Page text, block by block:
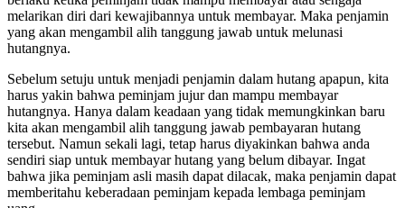
melarikan diri dari kewajibannya untuk membayar. Maka penjamin
yang akan mengambil alih tanggung jawab untuk melunasi
hutangnya.
Sebelum setuju untuk menjadi penjamin dalam hutang apapun, kita
harus yakin bahwa peminjam jujur dan mampu membayar
hutangnya. Hanya dalam keadaan yang tidak memungkinkan baru
kita akan mengambil alih tanggung jawab pembayaran hutang
tersebut. Namun sekali lagi, tetap harus diyakinkan bahwa anda
sendiri siap untuk membayar hutang yang belum dibayar. Ingat
bahwa jika peminjam asli masih dapat dilacak, maka penjamin dapat
memberitahu keberadaan peminjam kepada lembaga peminjam